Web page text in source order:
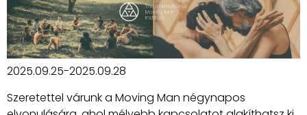
2025.09.25-2025.09.28
Szeretettel várunk a Moving Man négynapos